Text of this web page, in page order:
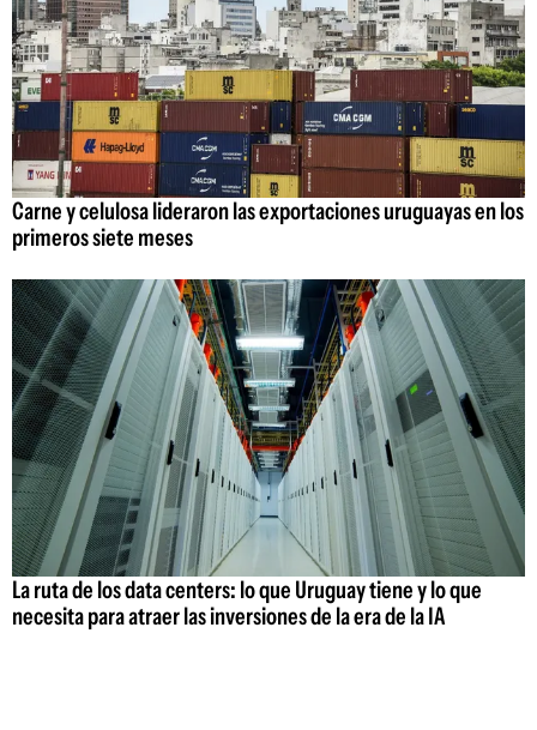
Carne y celulosa lideraron las exportaciones uruguayas en los
primeros siete meses
La ruta de los data centers: lo que Uruguay tiene y lo que
necesita para atraer las inversiones de la era de la IA